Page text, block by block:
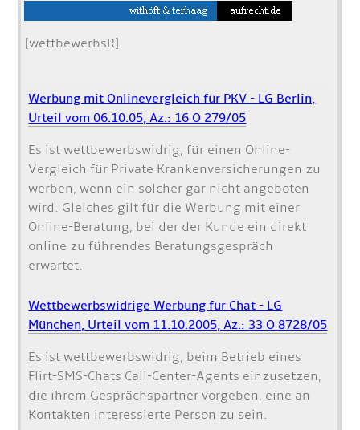
[wettbewerbsR]
Werbung mit Onlinevergleich für PKV - LG Berlin,
Urteil vom 06.10.05, Az.: 16 O 279/05
Es ist wettbewerbswidrig, für einen Online-
Vergleich für Private Krankenversicherungen zu
werben, wenn ein solcher gar nicht angeboten
wird. Gleiches gilt für die Werbung mit einer
Online-Beratung, bei der der Kunde ein direkt
online zu führendes Beratungsgespräch
erwartet.
Wettbewerbswidrige Werbung für Chat - LG
München, Urteil vom 11.10.2005, Az.: 33 O 8728/05
Es ist wettbewerbswidrig, beim Betrieb eines
Flirt-SMS-Chats Call-Center-Agents einzusetzen,
die ihrem Gesprächspartner vorgeben, eine an
Kontakten interessierte Person zu sein.